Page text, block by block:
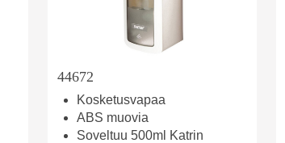
44672
Kosketusvapaa
ABS muovia
Soveltuu 500ml Katrin